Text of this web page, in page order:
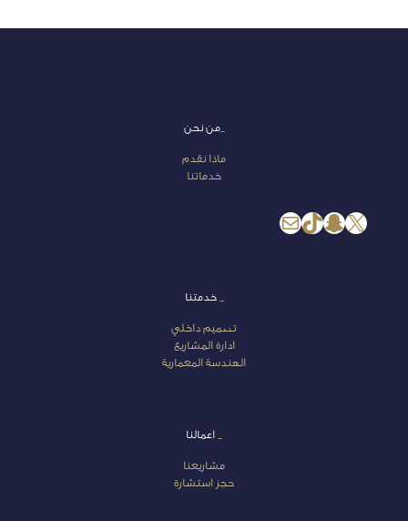
_من نحن
ماذا نقدم
خدماتنا
إكس
سناب شاتتيك توكبريد
خدمتنا
تصميم داخلي
ادارة المشاريع
الهندسة المعمارية
اعمالنا
مشاريعنا
حجز استشارة